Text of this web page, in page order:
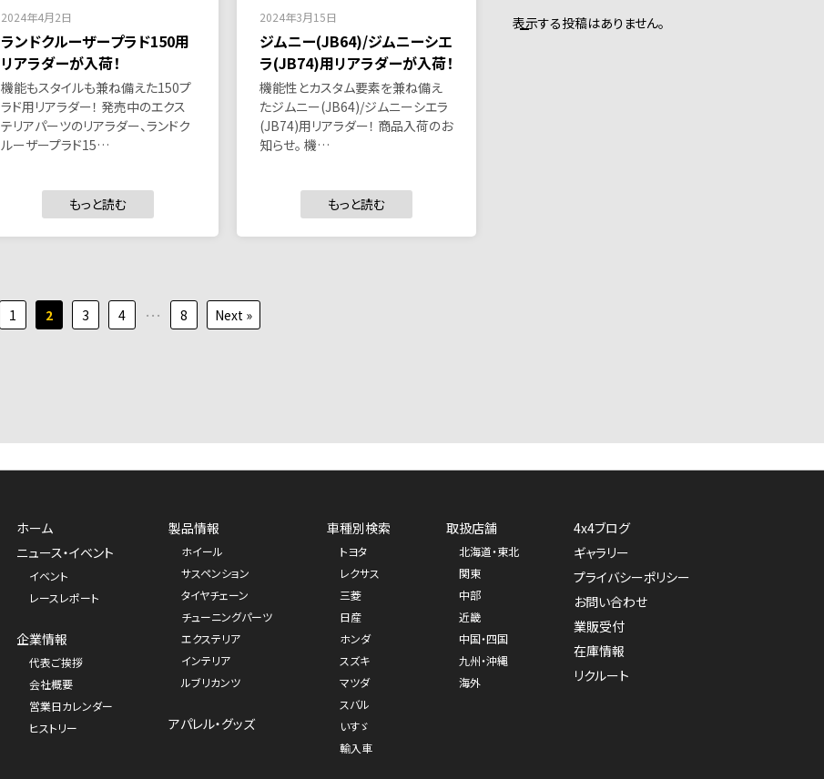
2024年4月2日
ランドクルーザープラド150用
リアラダーが入荷！
機能もスタイルも兼ね備えた150プ
ラド用リアラダー！ 発売中のエクス
テリアパーツのリアラダー、ランドク
ルーザープラド15…
もっと読む
2024年3月15日
ジムニー(JB64)/ジムニーシエ
ラ(JB74)用リアラダーが入荷！
機能性とカスタム要素を兼ね備え
たジムニー(JB64)/ジムニーシエラ
(JB74)用リアラダー！ 商品入荷のお
知らせ。 機…
もっと読む
1 2 3 4 … 8 Next »
表示する投稿はありません。
ホーム
ニュース・イベント
イベント
レースレポート
企業情報
代表ご挨拶
会社概要
営業日カレンダー
ヒストリー
製品情報
ホイール
サスペンション
タイヤチェーン
チューニングパーツ
エクステリア
インテリア
ルブリカンツ
アパレル・グッズ
車種別検索
トヨタ
レクサス
三菱
日産
ホンダ
スズキ
マツダ
スバル
いすゞ
輸入車
取扱店舗
北海道・東北
関東
中部
近畿
中国・四国
九州・沖縄
海外
4x4ブログ
ギャラリー
プライバシーポリシー
お問い合わせ
業販受付
在庫情報
リクルート